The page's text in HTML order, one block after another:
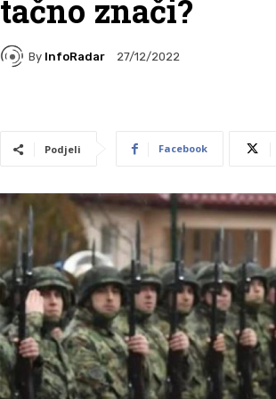
tačno znači?
By InfoRadar 27/12/2022
Podjeli Facebook